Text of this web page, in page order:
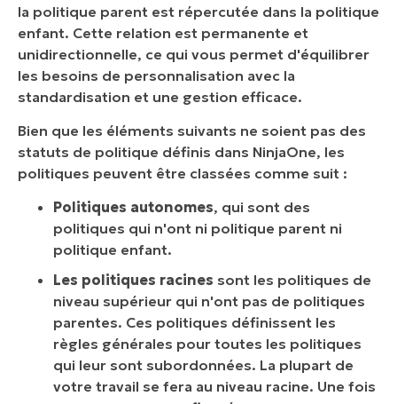
la politique parent est répercutée dans la politique
enfant. Cette relation est permanente et
unidirectionnelle, ce qui vous permet d'équilibrer
les besoins de personnalisation avec la
standardisation et une gestion efficace.
Bien que les éléments suivants ne soient pas des
statuts de politique définis dans NinjaOne, les
politiques peuvent être classées comme suit :
Politiques autonomes, qui sont des
politiques qui n'ont ni politique parent ni
politique enfant.
Les politiques racines sont les politiques de
niveau supérieur qui n'ont pas de politiques
parentes. Ces politiques définissent les
règles générales pour toutes les politiques
qui leur sont subordonnées. La plupart de
votre travail se fera au niveau racine. Une fois